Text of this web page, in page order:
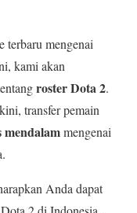
terbaru mengenai
kami akan
roster Dota 2.
transfer pemain
mendalammengenai
Anda dapat